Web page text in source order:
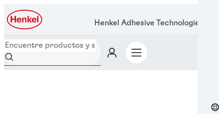
Henkel Adhesive Technologies